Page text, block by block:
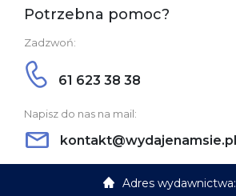
Potrzebna pomoc?
Zadzwoń:
61 623 38 38
Napisz do nas na mail:
kontakt@wydajenamsie.pl
Adres wydawnictwa: